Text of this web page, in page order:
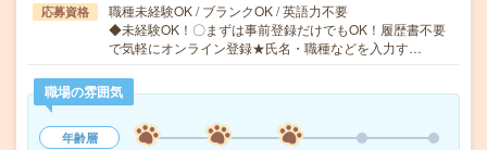
応募資格
職種未経験OK / ブランクOK / 英語力不要
◆未経験OK！〇まずは事前登録だけでもOK！履歴書不要
で気軽にオンライン登録★氏名・職種などを入力す…
職場の雰囲気
年齢層